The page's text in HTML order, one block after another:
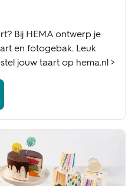
Bij HEMA ontwerp je
en fotogebak. Leuk
jouw taart op hema.nl >